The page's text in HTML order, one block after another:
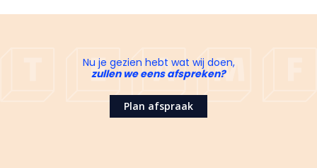
Nu je gezien hebt wat wij doen,
zullen we eens afspreken?
Plan afspraak